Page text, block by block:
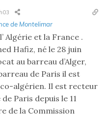
de Montelimar
Algérie et la France .
Hafiz, né le 28 juin
au barreau d’Alger,
de Paris il est
algérien. Il est recteur
Paris depuis le 11
de la Commission